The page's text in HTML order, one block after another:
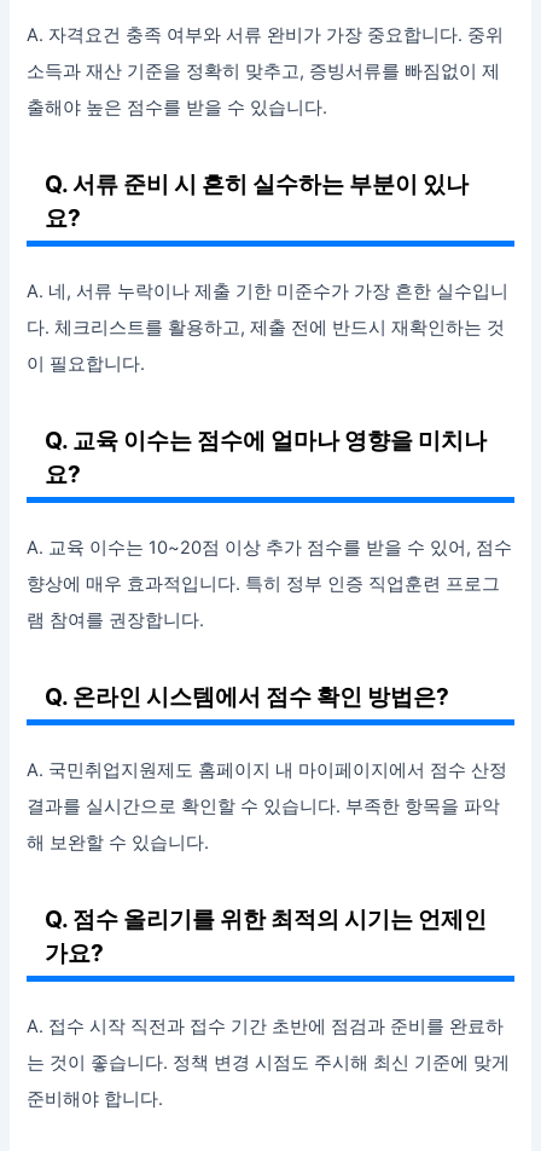
A. 자격요건 충족 여부와 서류 완비가 가장 중요합니다. 중위
소득과 재산 기준을 정확히 맞추고, 증빙서류를 빠짐없이 제
출해야 높은 점수를 받을 수 있습니다.
Q. 서류 준비 시 흔히 실수하는 부분이 있나
요?
A. 네, 서류 누락이나 제출 기한 미준수가 가장 흔한 실수입니
다. 체크리스트를 활용하고, 제출 전에 반드시 재확인하는 것
이 필요합니다.
Q. 교육 이수는 점수에 얼마나 영향을 미치나
요?
A. 교육 이수는 10~20점 이상 추가 점수를 받을 수 있어, 점수
향상에 매우 효과적입니다. 특히 정부 인증 직업훈련 프로그
램 참여를 권장합니다.
Q. 온라인 시스템에서 점수 확인 방법은?
A. 국민취업지원제도 홈페이지 내 마이페이지에서 점수 산정
결과를 실시간으로 확인할 수 있습니다. 부족한 항목을 파악
해 보완할 수 있습니다.
Q. 점수 올리기를 위한 최적의 시기는 언제인
가요?
A. 접수 시작 직전과 접수 기간 초반에 점검과 준비를 완료하
는 것이 좋습니다. 정책 변경 시점도 주시해 최신 기준에 맞게
준비해야 합니다.